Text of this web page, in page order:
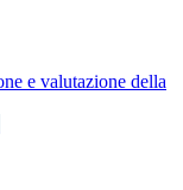
e valutazione della